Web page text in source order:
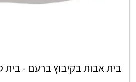
בית אבות בקיבוץ ברעם - בית